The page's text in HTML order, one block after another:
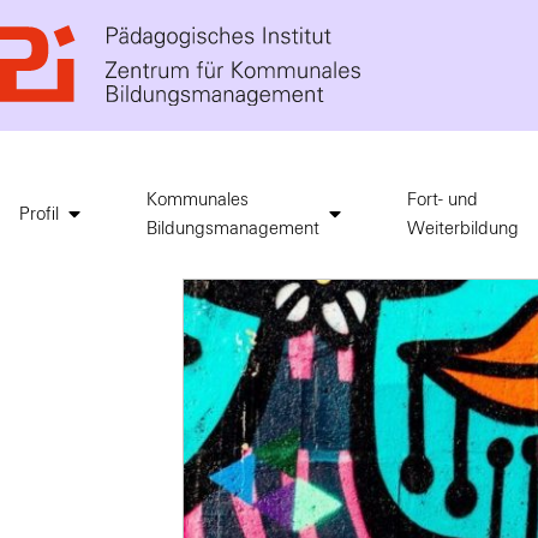
Profil
Kommunales
Bildungsmanagement
Fort- und
Weiterbildung